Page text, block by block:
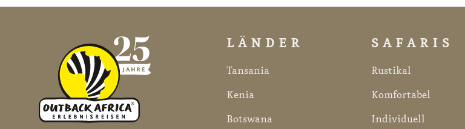
LÄNDER
Tansania
Kenia
Botswana
SAFARIS
Rustikal
Komfortabel
Individuell